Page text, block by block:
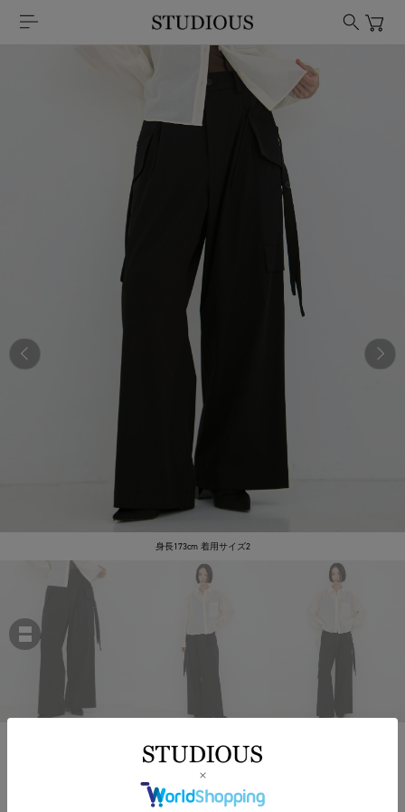
身長173cm 着用サイズ2
UJOH
別注Wide-Leg Flap Pocket Pants